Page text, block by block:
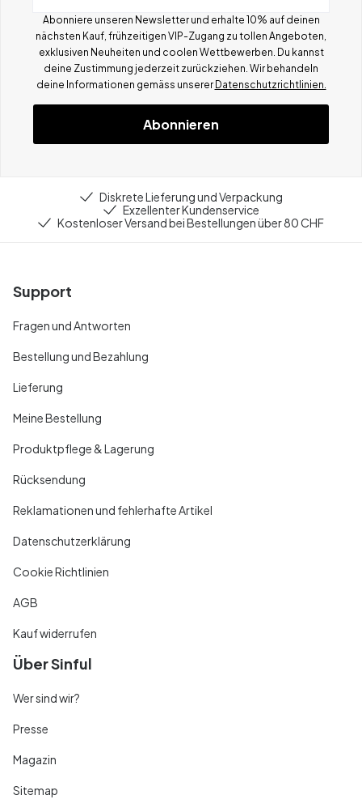
Abonniere unseren Newsletter und erhalte 10% auf deinen
nächsten Kauf, frühzeitigen VIP-Zugang zu tollen Angeboten,
exklusiven Neuheiten und coolen Wettbewerben. Du kannst
deine Zustimmung jederzeit zurückziehen. Wir behandeln
deine Informationen gemäss unserer Datenschutzrichtlinien.
Abonnieren
Diskrete Lieferung und Verpackung
Exzellenter Kundenservice
Kostenloser Versand bei Bestellungen über 80 CHF
Support
Fragen und Antworten
Bestellung und Bezahlung
Lieferung
Meine Bestellung
Produktpflege & Lagerung
Rücksendung
Reklamationen und fehlerhafte Artikel
Datenschutzerklärung
Cookie Richtlinien
AGB
Kauf widerrufen
Über Sinful
Wer sind wir?
Presse
Magazin
Sitemap